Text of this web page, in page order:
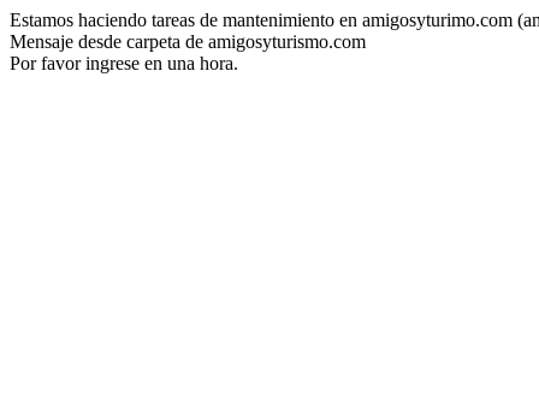
Estamos haciendo tareas de mantenimiento en amigosyturimo.com
Mensaje desde carpeta de amigosyturismo.com
Por favor ingrese en una hora.